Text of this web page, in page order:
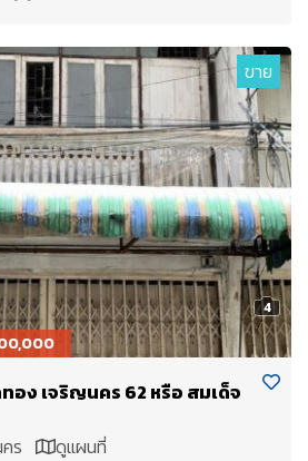
4
ขาย
อง เจริญนคร 62 หรือ สมเด็จ
ร
ดูแผนที่